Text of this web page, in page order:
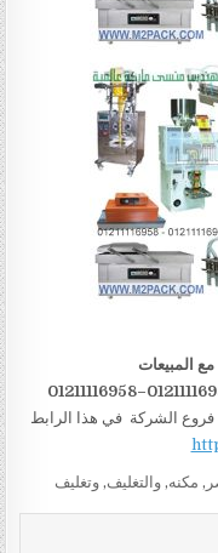
المبيعات
فروع الشركة في هذا الرابط
, مكنه,والتغليف,وتغليف